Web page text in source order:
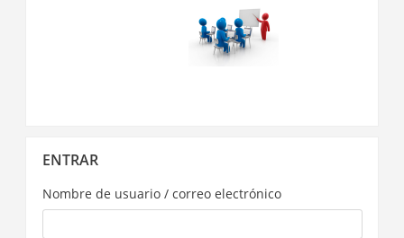
Entrar
ENTRAR
Nombre de usuario / correo electrónico